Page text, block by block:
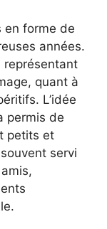
en forme de
années.
représentant
quant à
L’idée
permis de
petits et
servi